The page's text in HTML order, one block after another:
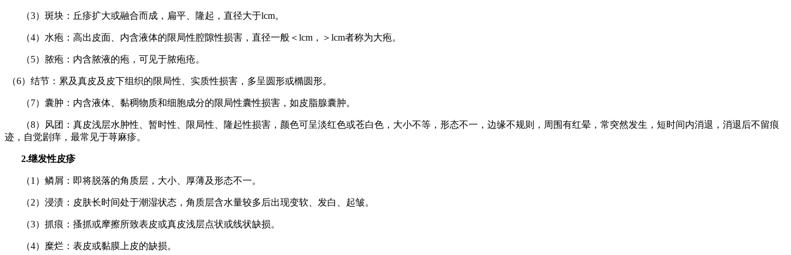
（3）斑块： 丘疹扩大或融合而成，扁平、隆起，直径大于lcm。
（4）水疱：高出皮面、内含液体的限局性腔隙性损害，直径一般＜lcm，＞lcm者称为大疱。
（5） 脓疱：内含脓液的疱，可见于脓疱疮。
（6）结节：累及真皮及皮下组织的限局性、实质性损害，多呈圆形或橢圆形。
（7）囊肿：内含液体、黏稠物质和细胞成分的限局性囊性损害，如皮脂腺囊肿。
（8）风团：真皮浅层水肿性、暂时性、限局性、隆起性损害，颜色可呈淡红色或苍白色，大小不等，形态不一，边缘不规则，周围有红晕，常突然发生，短时间内消退，消退后不留痕
迹，自觉剧痒，最常见于荨麻疹。
2.继发性皮疹
（1）鳞屑：即将脱落的角质层，大小、厚薄及形态不一。
（2）浸渍：皮肤长时间处于潮湿状态，角质层含水量较多后出现变软、发白、起皱。
（3）抓痕：搔抓或摩擦所致表皮或真皮浅层点状或线状缺损。
（4）糜烂：表皮或黏膜上皮的缺损。